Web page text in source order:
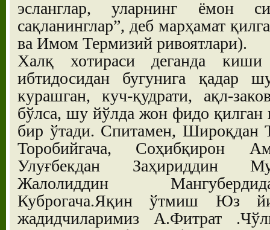
эсланглар, уларнинг ёмон
сақланинглар”, деб марҳамат
ва Имом Термизий ривоятлари).
Халқ хотираси деганда
ибтидосидан бугунига
курашган, куч-қудрати, ақл-
бўлса, шу йўлда жон фидо қилган
бир ўтади. Спитамен, Широқдан
Торобийгача, Соҳибқирон
Улуғбекдан Заҳириддин
Жалолиддин
Куброгача.Яқин ўтмиш Юз
жадидчиларимиз А.Фитрат